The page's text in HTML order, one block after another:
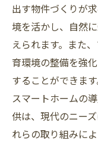
出す物件づくりが
境を活かし、自然
えられます。また
育環境の整備を強
することができま
スマートホームの
供は、現代のニー
れらの取り組みに